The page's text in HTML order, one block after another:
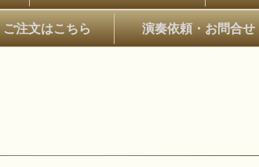
ご注文はこちら 演奏依頼・お問合せ